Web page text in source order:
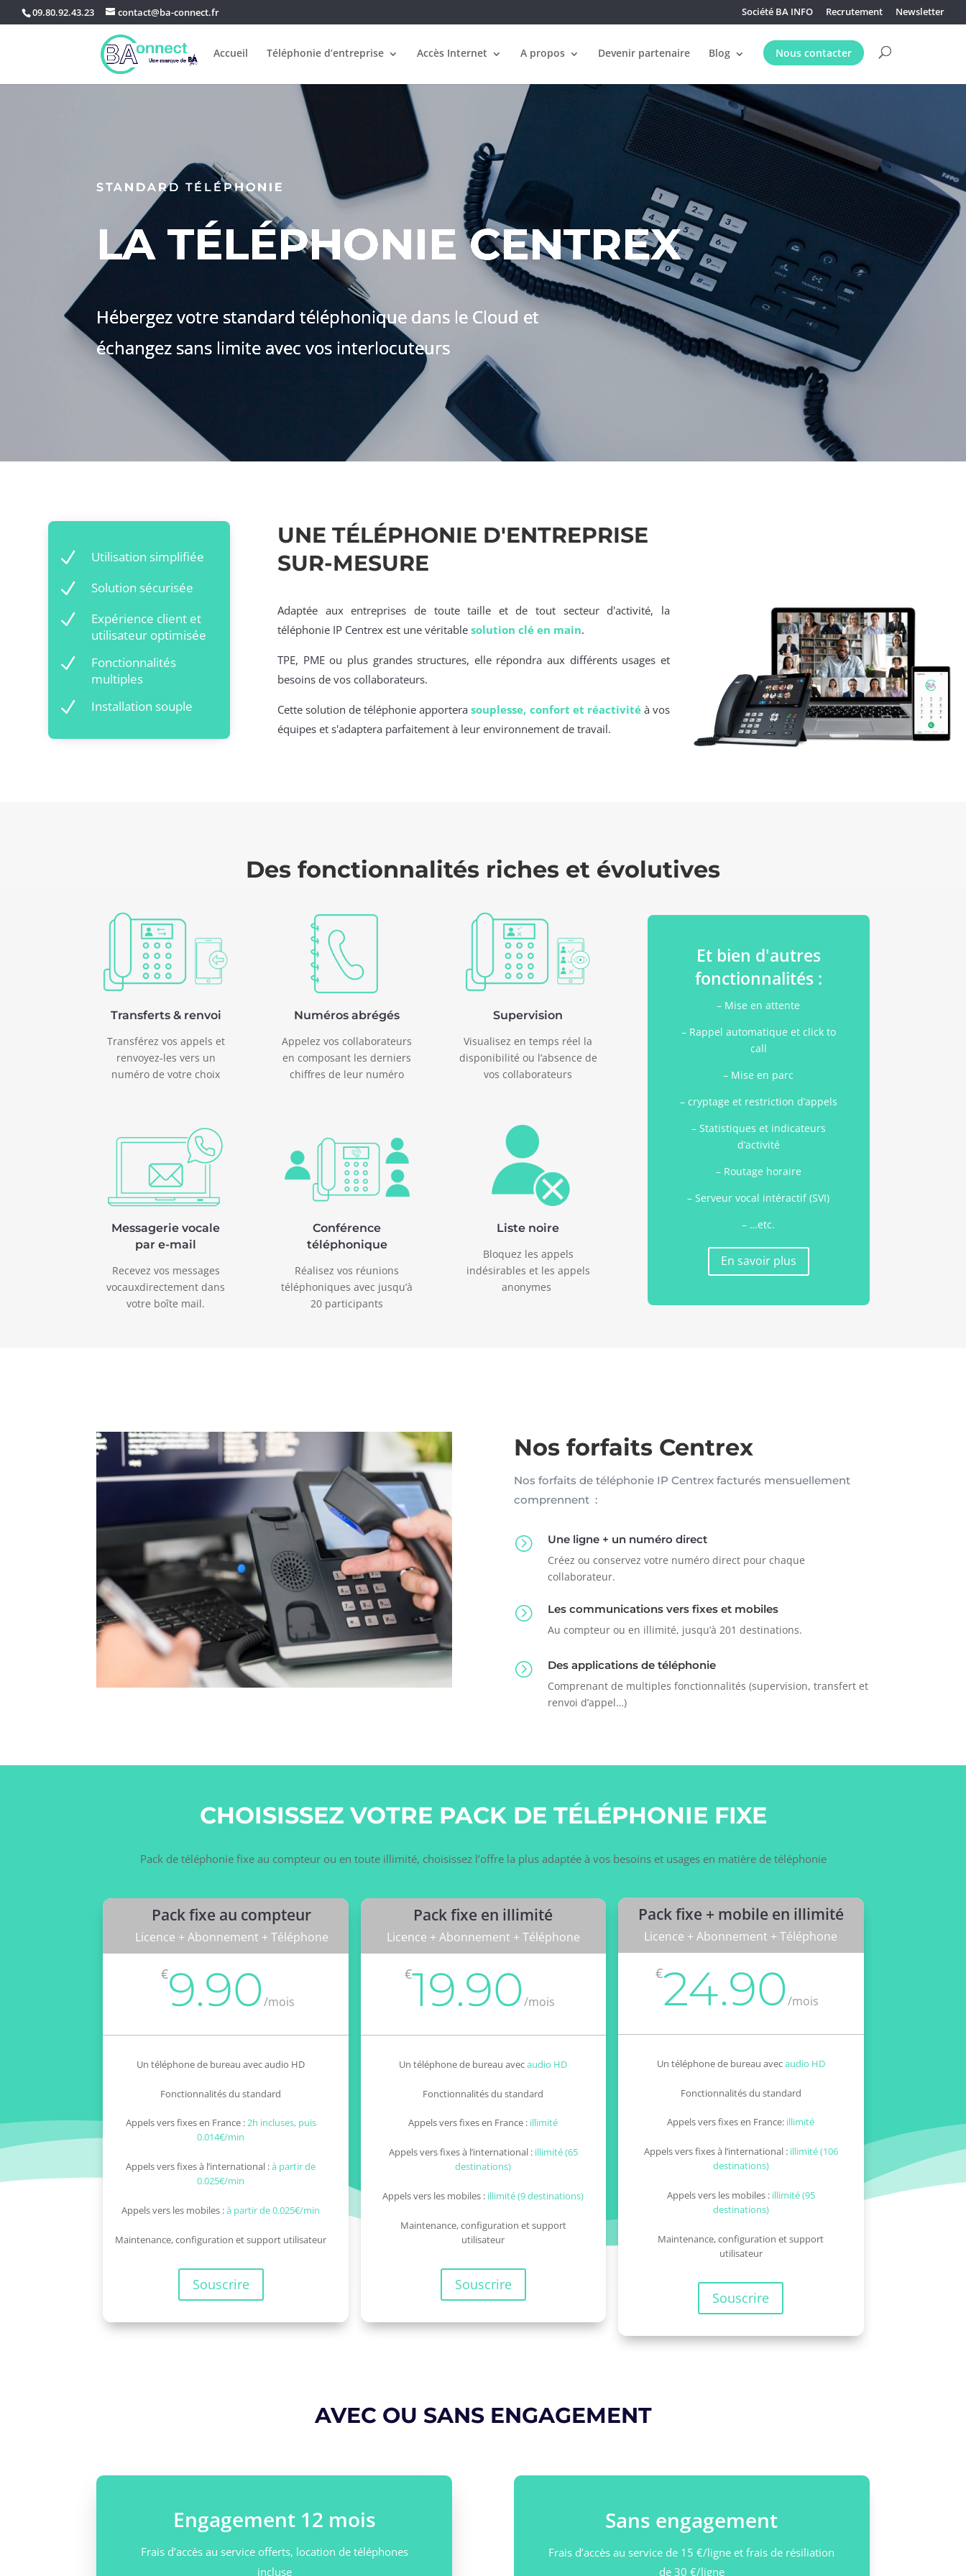
09.80.92.43.23 contact@ba-connect.fr Société BA INFO Recrutement Newsletter
Accueil Téléphonie d’entreprise Accès Internet A propos Devenir partenaire Blog Nous contacter
STANDARD TÉLÉPHONIE
LA TÉLÉPHONIE CENTREX
Hébergez votre standard téléphonique dans le Cloud et
échangez sans limite avec vos interlocuteurs
N Utilisation simplifiée
N Solution sécurisée
N
Expérience client et
utilisateur optimisée
N
Fonctionnalités
multiples
N Installation souple
UNE TÉLÉPHONIE D'ENTREPRISE
SUR-MESURE
Adaptée aux entreprises de toute taille et de tout secteur d'activité, la
téléphonie IP Centrex est une véritablesolution clé en main.
TPE, PME ou plus grandes structures, elle répondra aux différents usages et
besoins de vos collaborateurs.
Cette solution de téléphonie apporterasouplesse, confort et réactivitéà vos
équipes et s'adaptera parfaitement à leur environnement de travail.
Des fonctionnalités riches et évolutives
Transferts & renvoi
Transférez vos appels et
renvoyez-les vers un
numéro de votre choix
Numéros abrégés
Appelez vos collaborateurs
en composant les derniers
chiffres de leur numéro
Supervision
Visualisez en temps réel la
disponibilité ou l’absence de
vos collaborateurs
Messagerie vocale
par e-mail
Recevez vos messages
vocauxdirectement dans
votre boîte mail.
Conférence
téléphonique
Réalisez vos réunions
téléphoniques avec jusqu’à
20 participants
Liste noire
Bloquez les appels
indésirables et les appels
anonymes
Et bien d'autres
fonctionnalités :
– Mise en attente
– Rappel automatique et click to
call
– Mise en parc
– cryptage et restriction d’appels
– Statistiques et indicateurs
d’activité
– Routage horaire
– Serveur vocal intéractif (SVI)
– …etc.
En savoir plus
Nos forfaits Centrex
Nos forfaits de téléphonie IP Centrex facturés mensuellement
comprennent :
=
Une ligne + un numéro direct
Créez ou conservez votre numéro direct pour chaque
collaborateur.
=
Les communications vers fixes et mobiles
Au compteur ou en illimité, jusqu’à 201 destinations.
=
Des applications de téléphonie
Comprenant de multiples fonctionnalités (supervision, transfert et
renvoi d’appel…)
CHOISISSEZ VOTRE PACK DE TÉLÉPHONIE FIXE
Pack de téléphonie fixe au compteur ou en toute illimité, choisissez l’offre la plus adaptée à vos besoins et usages en matière de téléphonie
Pack fixe au compteur
Licence + Abonnement + Téléphone
€9.90/mois
Un téléphone de bureau avec audio HD
Fonctionnalités du standard
Appels vers fixes en France :2h incluses, puis
0.014€/min
Appels vers fixes à l’international :à partir de
0.025€/min
Appels vers les mobiles :à partir de 0.025€/min
Maintenance, configuration et support utilisateur
Souscrire
Pack fixe en illimité
Licence + Abonnement + Téléphone
€19.90/mois
Un téléphone de bureau avecaudio HD
Fonctionnalités du standard
Appels vers fixes en France : illimité
Appels vers fixes à l’international : illimité (65
destinations)
Appels vers les mobiles : illimité (9 destinations)
Maintenance, configuration et support
utilisateur
Souscrire
Pack fixe + mobile en illimité
Licence + Abonnement + Téléphone
€24.90/mois
Un téléphone de bureau avecaudio HD
Fonctionnalités du standard
Appels vers fixes en France: illimité
Appels vers fixes à l’international : illimité (106
destinations)
Appels vers les mobiles :illimité (95
destinations)
Maintenance, configuration et support
utilisateur
Souscrire
AVEC OU SANS ENGAGEMENT
Engagement 12 mois
Frais d’accès au service offerts, location de téléphones
incluse
Sans engagement
Frais d’accès au service de 15 €/ligne et frais de résiliation
de 30 €/ligne